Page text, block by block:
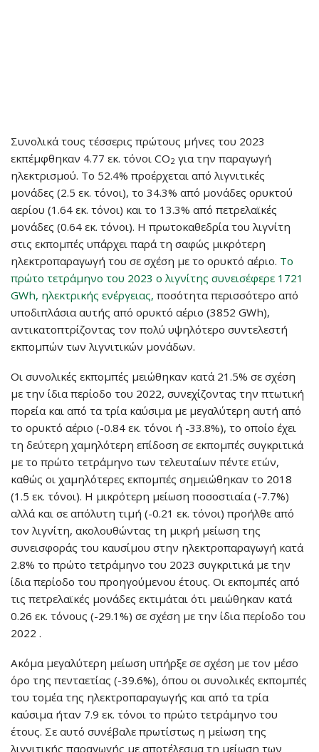
Συνολικά τους τέσσερις πρώτους μήνες του 2023
εκπέμφθηκαν 4.77 εκ. τόνοι CO2 για την παραγωγή
ηλεκτρισμού. Το 52.4% προέρχεται από λιγνιτικές
μονάδες (2.5 εκ. τόνοι), το 34.3% από μονάδες ορυκτού
αερίου (1.64 εκ. τόνοι) και το 13.3% από πετρελαϊκές
μονάδες (0.64 εκ. τόνοι). Η πρωτοκαθεδρία του λιγνίτη
στις εκπομπές υπάρχει παρά τη σαφώς μικρότερη
ηλεκτροπαραγωγή του σε σχέση με το ορυκτό αέριο. Το
πρώτο τετράμηνο του 2023 ο λιγνίτης συνεισέφερε 1721
GWh, ηλεκτρικής ενέργειας, ποσότητα περισσότερο από
υποδιπλάσια αυτής από ορυκτό αέριο (3852 GWh),
αντικατοπτρίζοντας τον πολύ υψηλότερο συντελεστή
εκπομπών των λιγνιτικών μονάδων.
Οι συνολικές εκπομπές μειώθηκαν κατά 21.5% σε σχέση
με την ίδια περίοδο του 2022, συνεχίζοντας την πτωτική
πορεία και από τα τρία καύσιμα με μεγαλύτερη αυτή από
το ορυκτό αέριο (-0.84 εκ. τόνοι ή -33.8%), το οποίο έχει
τη δεύτερη χαμηλότερη επίδοση σε εκπομπές συγκριτικά
με το πρώτο τετράμηνο των τελευταίων πέντε ετών,
καθώς οι χαμηλότερες εκπομπές σημειώθηκαν το 2018
(1.5 εκ. τόνοι). Η μικρότερη μείωση ποσοστιαία (-7.7%)
αλλά και σε απόλυτη τιμή (-0.21 εκ. τόνοι) προήλθε από
τον λιγνίτη, ακολουθώντας τη μικρή μείωση της
συνεισφοράς του καυσίμου στην ηλεκτροπαραγωγή κατά
2.8% το πρώτο τετράμηνο του 2023 συγκριτικά με την
ίδια περίοδο του προηγούμενου έτους. Οι εκπομπές από
τις πετρελαϊκές μονάδες εκτιμάται ότι μειώθηκαν κατά
0.26 εκ. τόνους (-29.1%) σε σχέση με την ίδια περίοδο του
2022 .
Ακόμα μεγαλύτερη μείωση υπήρξε σε σχέση με τον μέσο
όρο της πενταετίας (-39.6%), όπου οι συνολικές εκπομπές
του τομέα της ηλεκτροπαραγωγής και από τα τρία
καύσιμα ήταν 7.9 εκ. τόνοι το πρώτο τετράμηνο του
έτους. Σε αυτό συνέβαλε πρωτίστως η μείωση της
λιγνιτικής παραγωγής με αποτέλεσμα τη μείωση των